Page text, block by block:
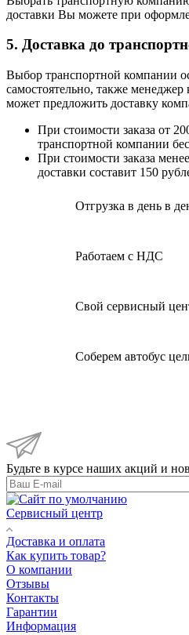
доставки Вы можете при
5. Доставка до
Выбор транспортной компании
самостоятельно, также
может предложить доставку
При стоимости заказа от
транспортной компании
При стоимости заказа
доставки составит 150
Отгрузка в день в
Работаем с НДС
Свой сервисный
Соберем автобус
Будьте в курсе наших акций и
Сервисный центр
Доставка и оплата
Как купить товар?
О компании
Отзывы
Контакты
Гарантии
Информация